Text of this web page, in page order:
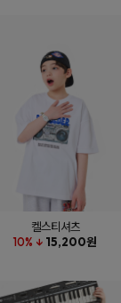
켈스티셔츠
10% ↓ 15,200원